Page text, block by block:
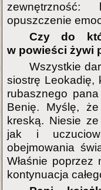
zewnętrzność:
opuszczenie
Czy do
w powieści żywi
Wszystkie
siostrę Leokadię,
rubasznego
Benię. Myślę,
kreską. Niesie
jak i
obejmowania
Właśnie
kontynuacja